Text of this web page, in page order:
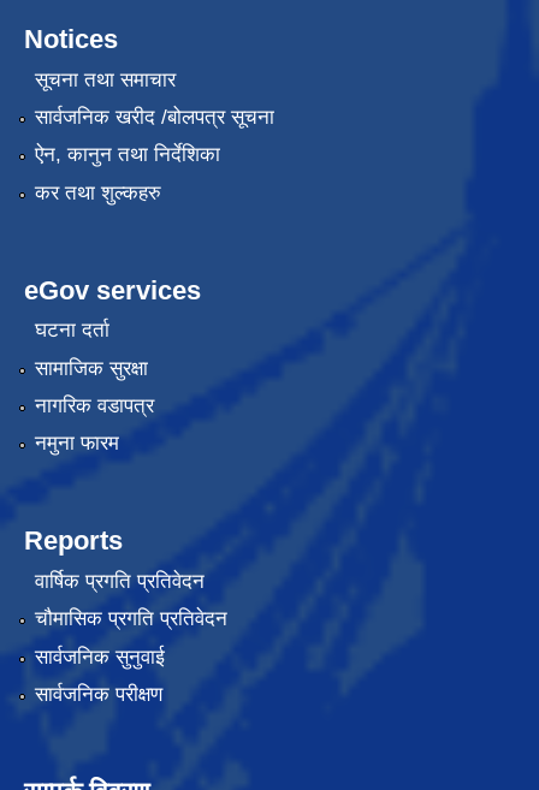
Notices
सूचना तथा समाचार
सार्वजनिक खरीद /बोलपत्र सूचना
ऐन, कानुन तथा निर्देशिका
कर तथा शुल्कहरु
eGov services
घटना दर्ता
सामाजिक सुरक्षा
नागरिक वडापत्र
नमुना फारम
Reports
वार्षिक प्रगति प्रतिवेदन
चौमासिक प्रगति प्रतिवेदन
सार्वजनिक सुनुवाई
सार्वजनिक परीक्षण